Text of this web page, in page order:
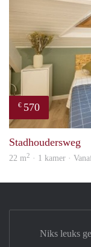
€ 570
Stadhoudersweg
22 m2 · 1 kamer ·
Niks leuks